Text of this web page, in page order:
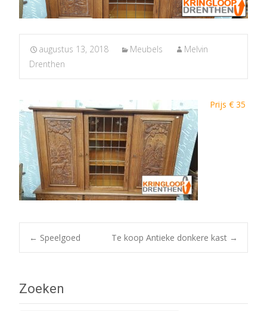
augustus 13, 2018 Meubels
Melvin
Drenthen
Prijs € 35
Post
navigation
← Speelgoed Te koop Antieke donkere kast →
Zoeken